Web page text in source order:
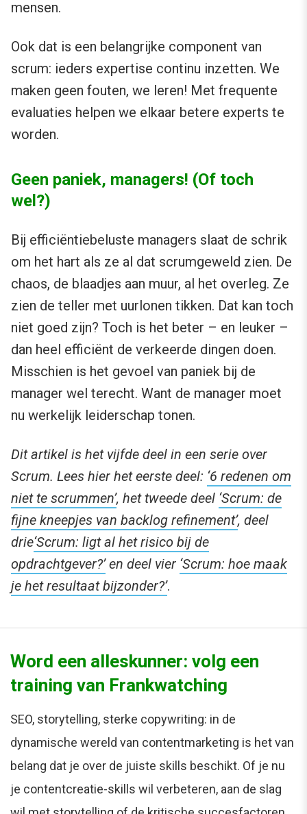
mensen.
Ook dat is een belangrijke component van
scrum: ieders expertise continu inzetten. We
maken geen fouten, we leren! Met frequente
evaluaties helpen we elkaar betere experts te
worden.
Geen paniek, managers! (Of toch
wel?)
Bij efficiëntiebeluste managers slaat de schrik
om het hart als ze al dat scrumgeweld zien. De
chaos, de blaadjes aan muur, al het overleg. Ze
zien de teller met uurlonen tikken. Dat kan toch
niet goed zijn? Toch is het beter – en leuker –
dan heel efficiënt de verkeerde dingen doen.
Misschien is het gevoel van paniek bij de
manager wel terecht. Want de manager moet
nu werkelijk leiderschap tonen.
Dit artikel is het vijfde deel in een serie over
Scrum. Lees hier het eerste deel: ‘6 redenen om
niet te scrummen’, het tweede deel ‘Scrum: de
fijne kneepjes van backlog refinement’, deel
drie‘Scrum: ligt al het risico bij de
opdrachtgever?’en deel vier ‘Scrum: hoe maak
je het resultaat bijzonder?’.
Word een alleskunner: volg een
training van Frankwatching
SEO, storytelling, sterke copywriting: in de
dynamische wereld van contentmarketing is het van
belang dat je over de juiste skills beschikt. Of je nu
je contentcreatie-skills wil verbeteren, aan de slag